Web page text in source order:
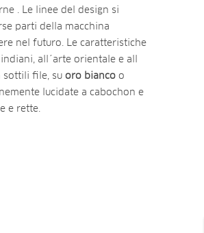
. Le linee del design si
parti della macchina
nel futuro. Le caratteristiche
all´arte orientale e all
sottili file, su oro bianco o
lucidate a cabochon e
e rette.